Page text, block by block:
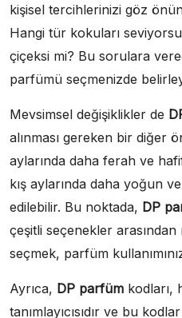
kişisel tercihlerinizi göz
Hangi tür kokuları
çiçeksi mi? Bu sorulara
parfümü seçmenizde
Mevsimsel değişiklikler de
alınması gereken bir diğer
aylarında daha ferah ve
kış aylarında daha yoğun
edilebilir. Bu noktada, DP
çeşitli seçenekler
seçmek, parfüm
Ayrıca, DP parfüm kodları,
tanımlayıcısıdır ve bu